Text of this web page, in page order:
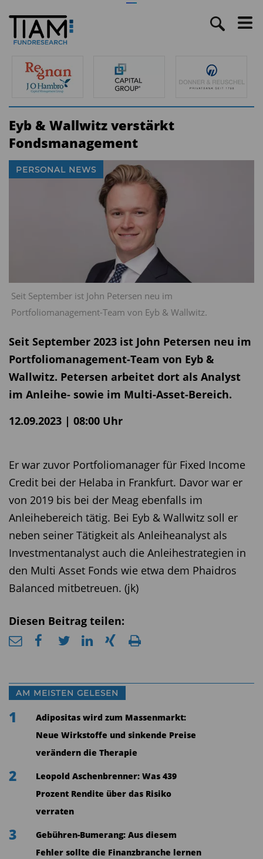
Eyb & Wallwitz verstärkt
Fondsmanagement
Seit September ist John Petersen neu im
Portfoliomanagement-Team von Eyb & Wallwitz.
PERSONAL NEWS
Seit September 2023 ist John Petersen neu im
Portfoliomanagement-Team von Eyb &
Wallwitz. Petersen arbeitet dort als Analyst
im Anleihe- sowie im Multi-Asset-Bereich.
12.09.2023 | 08:00 Uhr
Er war zuvor Portfoliomanager für Fixed Income
Credit bei der Helaba in Frankfurt. Davor war er
von 2019 bis bei der Meag ebenfalls im
Anleihebereich tätig. Bei Eyb & Wallwitz soll er
neben seiner Tätigkeit als Anleiheanalyst als
Investmentanalyst auch die Anleihestrategien in
den Multi Asset Fonds wie etwa dem Phaidros
Balanced mitbetreuen. (jk)
Diesen Beitrag teilen:
AM MEISTEN GELESEN
1
Adipositas wird zum Massenmarkt:
Neue Wirkstoffe und sinkende Preise
verändern die Therapie
2
Leopold Aschenbrenner: Was 439
Prozent Rendite über das Risiko
verraten
3
Gebühren-Bumerang: Aus diesem
Fehler sollte die Finanzbranche lernen